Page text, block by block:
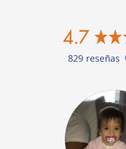
4.7
829 reseñas